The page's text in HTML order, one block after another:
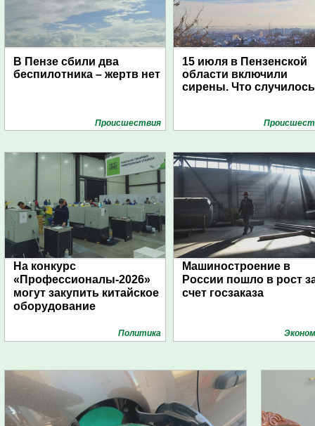
В Пензе сбили два
беспилотника – жертв нет
Проиcшествия
15 июля в Пензенской
области включили
сирены. Что
На конкурс
«Профессионалы-2026»
могут закупить китайское
оборудование
Политика
Машиностроение в
России пошло в рост
счет госзаказа